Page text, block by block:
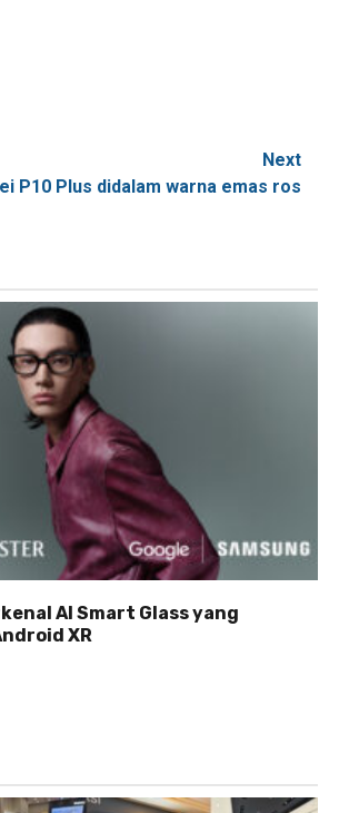
Next
P10 Plus didalam warna emas ros
AI Smart Glass yang
XR